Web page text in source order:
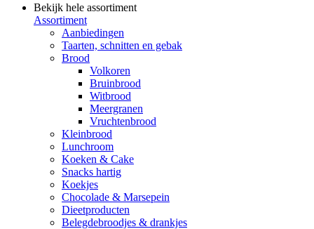
Bekijk hele assortiment
Assortiment
Aanbiedingen
Taarten, schnitten en gebak
Brood
Volkoren
Bruinbrood
Witbrood
Meergranen
Vruchtenbrood
Kleinbrood
Lunchroom
Koeken & Cake
Snacks hartig
Koekjes
Chocolade & Marsepein
Dieetproducten
Belegdebroodjes & drankjes